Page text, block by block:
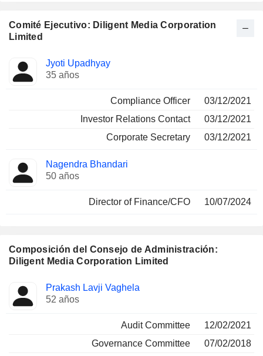
Comité Ejecutivo: Diligent Media Corporation
Limited
Director
Funciones
ocupadas
Jyoti Upadhyay
35 años
Compliance Officer
03/12/2021
Investor Relations Contact
03/12/2021
Corporate Secretary
03/12/2021
Nagendra Bhandari
50 años
Director of Finance/CFO 10/07/2024
Composición del Consejo de Administración:
Diligent Media Corporation Limited
Administrador Comités
Prakash Lavji Vaghela
52 años
Audit Committee
12/02/2021
Governance Committee
07/02/2018